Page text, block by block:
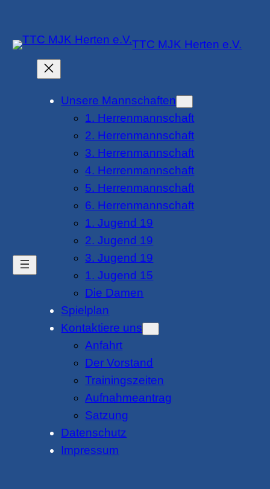
springen
TTC MJK Herten e.V.
Unsere Mannschaften
1. Herrenmannschaft
2. Herrenmannschaft
3. Herrenmannschaft
4. Herrenmannschaft
5. Herrenmannschaft
6. Herrenmannschaft
1. Jugend 19
2. Jugend 19
3. Jugend 19
1. Jugend 15
Die Damen
Spielplan
Kontaktiere uns
Anfahrt
Der Vorstand
Trainingszeiten
Aufnahmeantrag
Satzung
Datenschutz
Impressum